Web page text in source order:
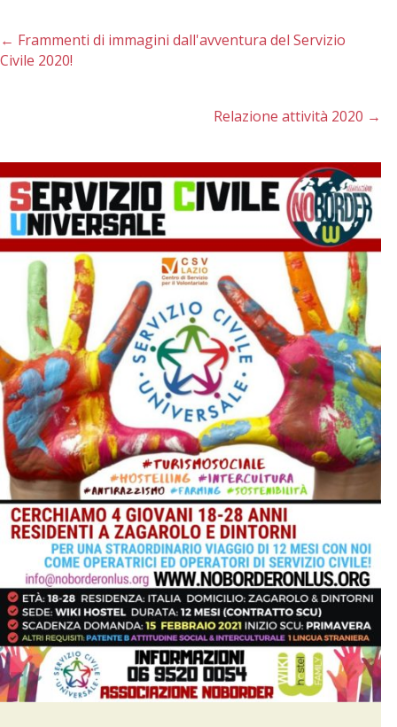
← Frammenti di immagini dall'avventura del Servizio
Civile 2020!
Relazione attività 2020 →